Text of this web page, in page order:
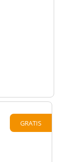
GRATIS